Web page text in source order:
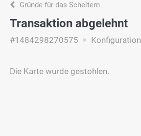
Gründe für das Scheitern
Transaktion abgelehnt
#1484298270575 Konfiguration
Die Karte wurde gestohlen.